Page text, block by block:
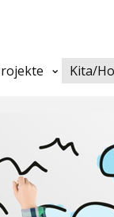
Kita/